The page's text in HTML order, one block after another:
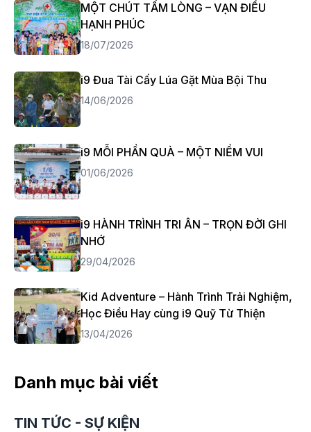
MỘT CHÚT TẤM LÒNG – VẠN ĐIỀU
HẠNH PHÚC
18/07/2026
i9 Đua Tài Cấy Lúa Gặt Mùa Bội Thu
14/06/2026
i9 MỖI PHẦN QUÀ – MỘT NIỀM VUI
01/06/2026
i9 HÀNH TRÌNH TRI ÂN – TRỌN ĐỜI GHI
NHỚ
29/04/2026
Kid Adventure – Hành Trình Trải Nghiệm,
Học Điều Hay cùng i9 Quỹ Từ Thiện
13/04/2026
Danh mục bài viết
TIN TỨC - SỰ KIỆN